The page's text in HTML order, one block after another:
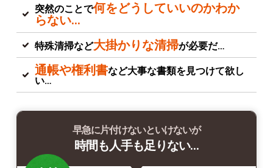
突然のことで何をどうしていいのかわか
らない…
特殊清掃など大掛かりな清掃が必要だ…
通帳や権利書など大事な書類を見つけて欲し
い…
早急に片付けないといけないが
時間も人手も足りない…